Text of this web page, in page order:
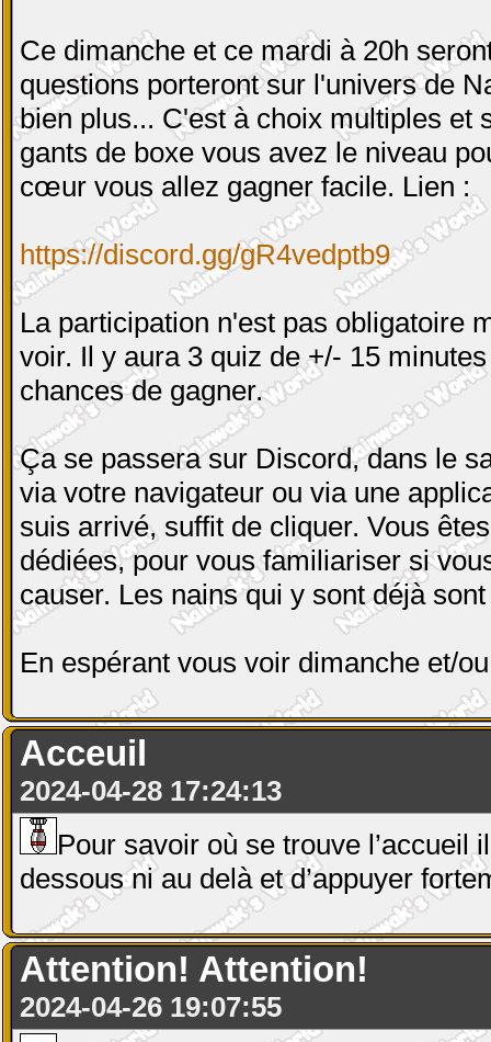
Ce dimanche et ce mardi à 20h
questions porteront sur l'univers de
bien plus... C'est à choix multiples et
gants de boxe vous avez le niveau
cœur vous allez gagner facile. Lien :
https://discord.gg/gR4vedptb9
La participation n'est pas obligatoire
voir. Il y aura 3 quiz de +/- 15
chances de gagner.
Ça se passera sur Discord, dans le
via votre navigateur ou via une
suis arrivé, suffit de cliquer. Vous
dédiées, pour vous familiariser si
causer. Les nains qui y sont déjà
En espérant vous voir dimanche et/
Acceuil
2024-04-28 17:24:13
Pour savoir où se trouve l’accueil
dessous ni au delà et d’appuyer
Attention! Attention!
2024-04-26 19:07:55